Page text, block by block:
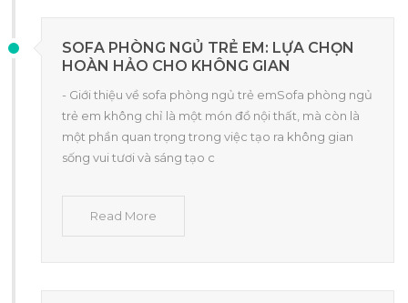
SOFA PHÒNG NGỦ TRẺ EM: LỰA CHỌN
HOÀN HẢO CHO KHÔNG GIAN
- Giới thiệu về sofa phòng ngủ trẻ emSofa phòng ngủ
trẻ em không chỉ là một món đồ nội thất, mà còn là
một phần quan trọng trong việc tạo ra không gian
sống vui tươi và sáng tạo c
Read More